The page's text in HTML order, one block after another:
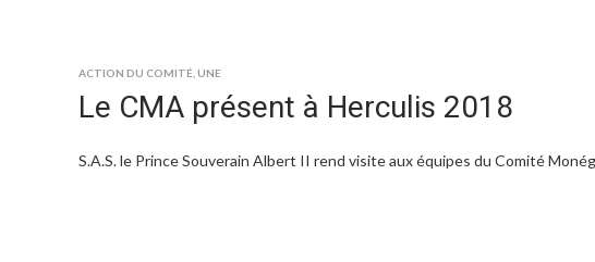
ACTION DU COMITÉ UNE
Le CMA présent à Herculis 2018
S.A.S. le Prince Souverain Albert II rend visite aux équipes du Comité